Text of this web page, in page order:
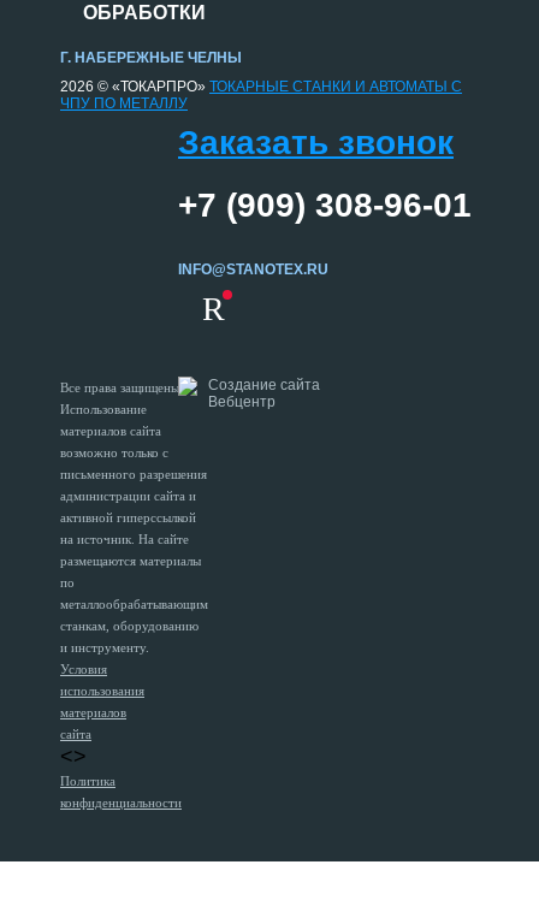
ОБРАБОТКИ
Г. НАБЕРЕЖНЫЕ ЧЕЛНЫ
2026 © «ТОКАРПРО» ТОКАРНЫЕ СТАНКИ И АВТОМАТЫ С
ЧПУ ПО МЕТАЛЛУ
Заказать звонок
+7 (909) 308-96-01
INFO@STANOTEX.RU
R
Все права защищены.
Использование
материалов сайта
возможно только с
письменного разрешения
администрации сайта и
активной гиперссылкой
на источник. На сайте
размещаются материалы
по
металлообрабатывающим
станкам, оборудованию
и инструменту.
Условия
использования
материалов
сайта
<>
Политика
конфиденциальности
Создание сайта
Вебцентр